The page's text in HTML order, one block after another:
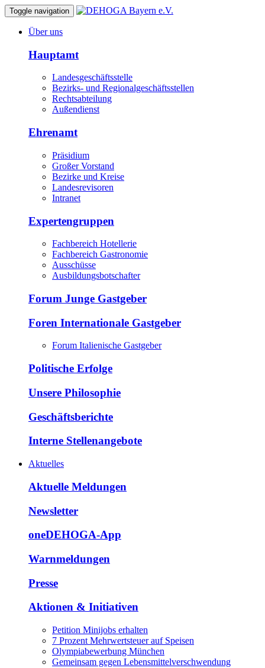
Toggle navigation
Über uns
Hauptamt
Landesgeschäftsstelle
Bezirks- und Regionalgeschäftsstellen
Rechtsabteilung
Außendienst
Ehrenamt
Präsidium
Großer Vorstand
Bezirke und Kreise
Landesrevisoren
Intranet
Expertengruppen
Fachbereich Hotellerie
Fachbereich Gastronomie
Ausschüsse
Ausbildungsbotschafter
Forum Junge Gastgeber
Foren Internationale Gastgeber
Forum Italienische Gastgeber
Politische Erfolge
Unsere Philosophie
Geschäftsberichte
Interne Stellenangebote
Aktuelles
Aktuelle Meldungen
Newsletter
oneDEHOGA-App
Warnmeldungen
Presse
Aktionen & Initiativen
Petition Minijobs erhalten
7 Prozent Mehrwertsteuer auf Speisen
Olympiabewerbung München
Gemeinsam gegen Lebensmittelverschwendung